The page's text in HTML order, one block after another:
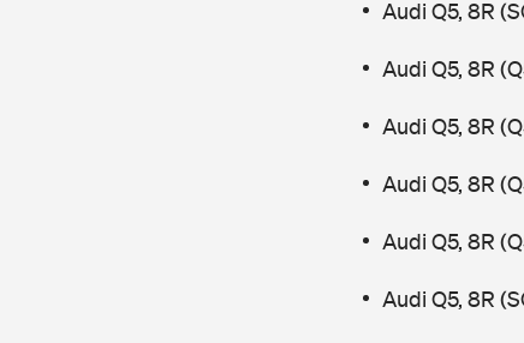
Audi Q5, 8R
Audi Q5, 8R
Audi Q5, 8R
Audi Q5, 8R
Audi Q5, 8R
Audi Q5, 8R